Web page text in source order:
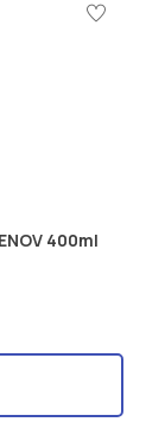
400ml